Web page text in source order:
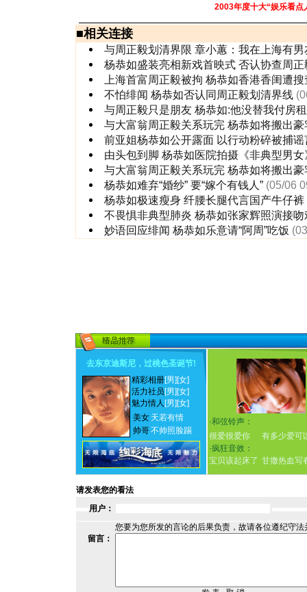
2003年度十大“娱乐看点
■相关连接
与周正毅划清界限 章小蕙：我在上海有男
杨恭如盛装亮相新戏首映式 否认协查周正
上海首富周正毅被拘 杨恭如香港香闺遭搜
不怕绯闻 杨恭如否认同周正毅划清界线
与周正毅只是朋友 杨恭如:他没替我付房租
与大富翁周正毅关系玩完 杨恭如将搬出豪
前亚姐杨恭如公开露面 以行动粉碎被捕谣
由头包到脚 杨恭如医院拍摄《非典型男女
与大富翁周正毅关系玩完 杨恭如将搬出豪
杨恭如难弃“婚纱” 要“嫁个有钱人” (05/06
杨恭如极速瘦身 纤腰长腿代言国产牛仔裤
不畏惧非典型肺炎 杨恭如张家辉照演接吻
妙语回应绯闻 杨恭如乐意请“阿周”吃饭
去东京迪斯尼，过桃色圣诞节!
精彩相册[男] [女]
活力社员 [男] [女]
魅力情人 [男] [女]
美女 天若有情
帅哥不帅照脸踢
·和弦铃声：
很爱很爱你
有多少爱可
·疯狂音效：
宝贝该起床了 甘撒热血写
请发表您的看法
用户：
您要为您所发的言论的后果负责，故请各位遵纪守
留言：